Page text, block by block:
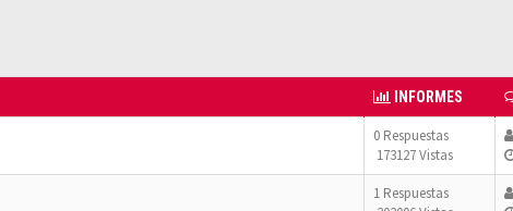
INFORMES
0 Respuestas
173127 Vistas
1 Respuestas